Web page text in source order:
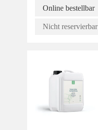
Online bestellbar
Nicht reservierbar